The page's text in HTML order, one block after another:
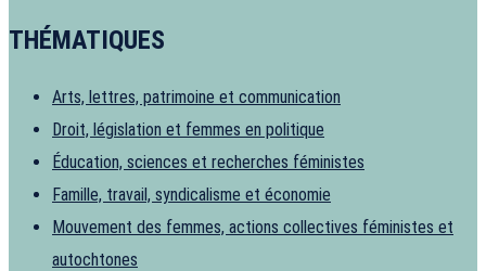
THÉMATIQUES
Arts, lettres, patrimoine et communication
Droit, législation et femmes en politique
Éducation, sciences et recherches féministes
Famille, travail, syndicalisme et économie
Mouvement des femmes, actions collectives féministes et
autochtones